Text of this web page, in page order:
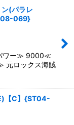
ン(パラレ
069}
ー≫ 9000≪
ロックス海賊
【C】{ST04-